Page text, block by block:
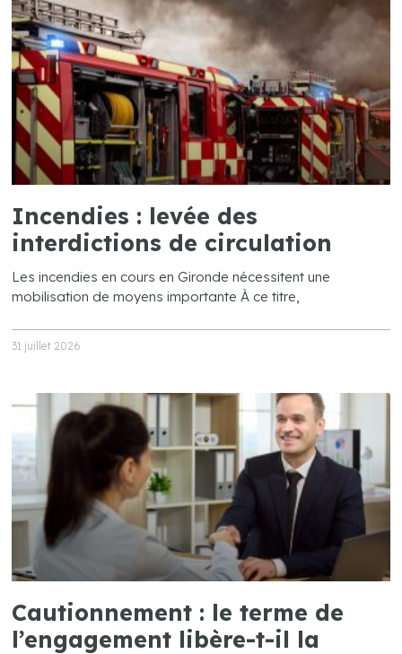
Incendies : levée des
interdictions de circulation
Les incendies en cours en Gironde nécessitent une
mobilisation de moyens importante À ce titre,
31 juillet 2026
Cautionnement : le terme de
l’engagement libère-t-il la